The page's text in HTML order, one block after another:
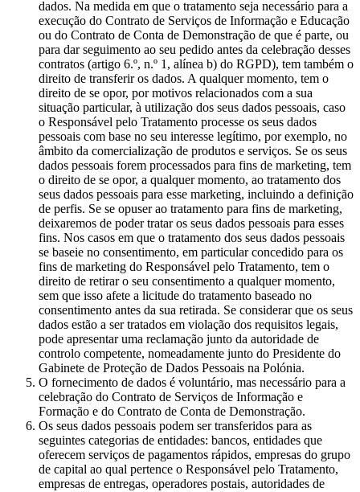
dados. Na medida em que o tratamento seja necessário para a
execução do Contrato de Serviços de Informação e Educação
ou do Contrato de Conta de Demonstração de que é parte, ou
para dar seguimento ao seu pedido antes da celebração desses
contratos (artigo 6.º, n.º 1, alínea b) do RGPD), tem também o
direito de transferir os dados. A qualquer momento, tem o
direito de se opor, por motivos relacionados com a sua
situação particular, à utilização dos seus dados pessoais, caso
o Responsável pelo Tratamento processe os seus dados
pessoais com base no seu interesse legítimo, por exemplo, no
âmbito da comercialização de produtos e serviços. Se os seus
dados pessoais forem processados para fins de marketing, tem
o direito de se opor, a qualquer momento, ao tratamento dos
seus dados pessoais para esse marketing, incluindo a definição
de perfis. Se se opuser ao tratamento para fins de marketing,
deixaremos de poder tratar os seus dados pessoais para esses
fins. Nos casos em que o tratamento dos seus dados pessoais
se baseie no consentimento, em particular concedido para os
fins de marketing do Responsável pelo Tratamento, tem o
direito de retirar o seu consentimento a qualquer momento,
sem que isso afete a licitude do tratamento baseado no
consentimento antes da sua retirada. Se considerar que os seus
dados estão a ser tratados em violação dos requisitos legais,
pode apresentar uma reclamação junto da autoridade de
controlo competente, nomeadamente junto do Presidente do
Gabinete de Proteção de Dados Pessoais na Polónia.
O fornecimento de dados é voluntário, mas necessário para a
celebração do Contrato de Serviços de Informação e
Formação e do Contrato de Conta de Demonstração.
Os seus dados pessoais podem ser transferidos para as
seguintes categorias de entidades: bancos, entidades que
oferecem serviços de pagamentos rápidos, empresas do grupo
de capital ao qual pertence o Responsável pelo Tratamento,
empresas de entregas, operadores postais, autoridades de